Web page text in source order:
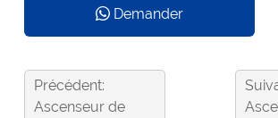
Demander
Précédent:
Ascenseur de